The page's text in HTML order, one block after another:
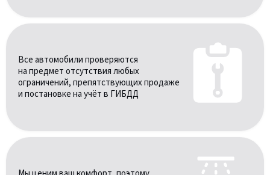
Все автомобили проверяются
на предмет отсутствия любых
ограничений, препятствующих продаже
и постановке на учёт в ГИБДД